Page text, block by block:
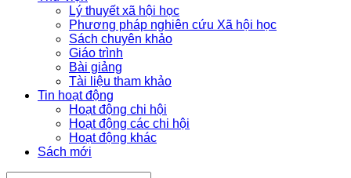
Lý thuyết xã hội học
Phương pháp nghiên cứu Xã hội học
Sách chuyên khảo
Giáo trình
Bài giảng
Tài liệu tham khảo
Tin hoạt động
Hoạt động chi hội
Hoạt động các chi hội
Hoạt động khác
Sách mới